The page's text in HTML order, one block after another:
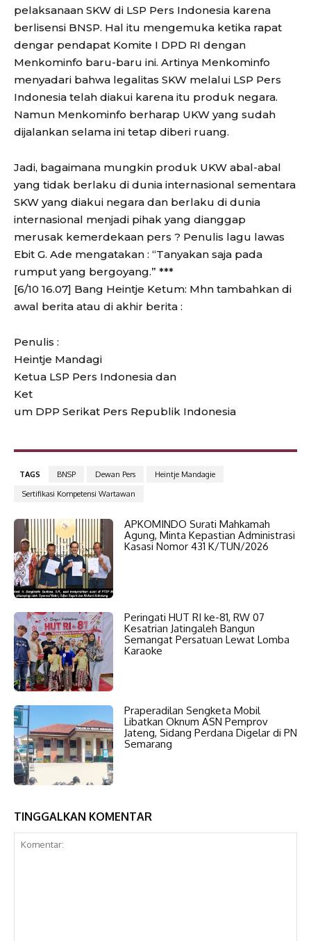
pelaksanaan SKW di LSP Pers Indonesia karena
berlisensi BNSP. Hal itu mengemuka ketika rapat
dengar pendapat Komite I DPD RI dengan
Menkominfo baru-baru ini. Artinya Menkominfo
menyadari bahwa legalitas SKW melalui LSP Pers
Indonesia telah diakui karena itu produk negara.
Namun Menkominfo berharap UKW yang sudah
dijalankan selama ini tetap diberi ruang.
Jadi, bagaimana mungkin produk UKW abal-abal
yang tidak berlaku di dunia internasional sementara
SKW yang diakui negara dan berlaku di dunia
internasional menjadi pihak yang dianggap
merusak kemerdekaan pers ? Penulis lagu lawas
Ebit G. Ade mengatakan : “Tanyakan saja pada
rumput yang bergoyang.” ***
[6/10 16.07] Bang Heintje Ketum: Mhn tambahkan di
awal berita atau di akhir berita :
Penulis :
Heintje Mandagi
Ketua LSP Pers Indonesia dan
Ket
um DPP Serikat Pers Republik Indonesia
TAGS BNSP Dewan Pers
Heintje Mandagie
Sertifikasi Kompetensi Wartawan
APKOMINDO Surati Mahkamah
Agung, Minta Kepastian Administrasi
Kasasi Nomor 431 K/TUN/2026
Peringati HUT RI ke-81, RW 07
Kesatrian Jatingaleh Bangun
Semangat Persatuan Lewat Lomba
Karaoke
Praperadilan Sengketa Mobil
Libatkan Oknum ASN Pemprov
Jateng, Sidang Perdana Digelar di PN
Semarang
TINGGALKAN KOMENTAR